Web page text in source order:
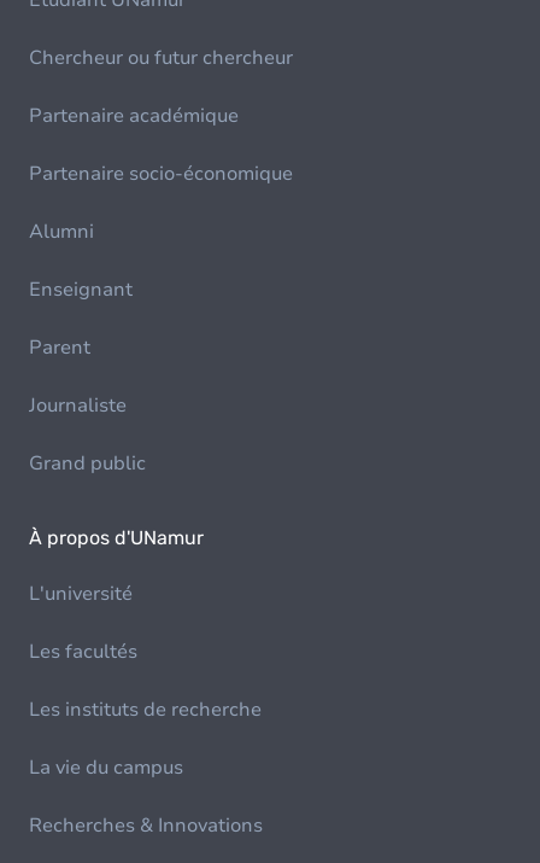
Chercheur ou futur chercheur
Partenaire académique
Partenaire socio-économique
Alumni
Enseignant
Parent
Journaliste
Grand public
À propos d'UNamur
L'université
Les facultés
Les instituts de recherche
La vie du campus
Recherches & Innovations